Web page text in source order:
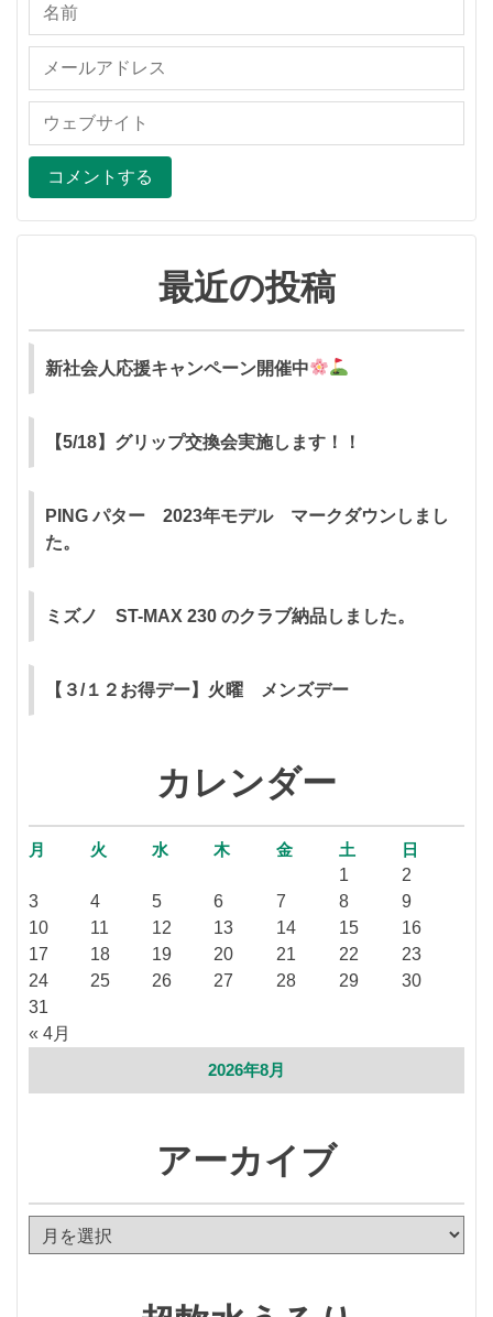
最近の投稿
新社会人応援キャンペーン開催中
【5/18】グリップ交換会実施します！！
PING パター 2023年モデル マークダウンしまし
た。
ミズノ ST-MAX 230 のクラブ納品しました。
【３/１２お得デー】火曜 メンズデー
カレンダー
2026年8月
月 火 水 木 金 土 日
« 4月
1
2
3
4 5 6 7 8
9
10
11 12 13 14 15
16
17
18 19 20 21 22
23
24
25 26 27 28 29
30
31
アーカイブ
ー